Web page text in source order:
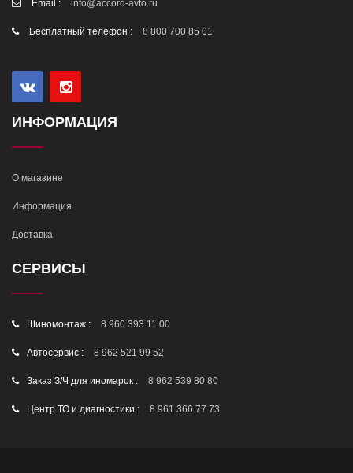
Email : info@accord-avto.ru
Бесплатный телефон : 8 800 700 85 01
ИНФОРМАЦИЯ
О магазине
Информация
Доставка
СЕРВИСЫ
Шиномонтаж : 8 960 393 11 00
Автосервис : 8 962 521 99 52
Заказ З/Ч для иномарок : 8 962 539 80 80
Центр ТО и диагностики : 8 961 366 77 73